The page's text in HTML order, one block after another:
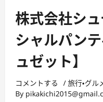
ー
ツ!!
ネ
オ)】
屋
南
陽
軒・
栗
ん
と
株式会社シュ
シャルパン
ュゼット】
コメントする / 旅行・グル
By